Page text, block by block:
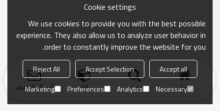
منزل بحث فئة ارسال التحقيق
Cookie settings
We use cookies to provide you with the best possible
experience. They also allow us to analyze user behavior in
order to constantly improve the website for you.
Accept all
Accept Selection
Reject All
Necessary
Analytics
Preferences
Marketing